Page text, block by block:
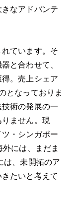
なアドバンテ
ています。そ
と合わせて、
。売上シェア
となっておりま
術の発展の一
ません。現
・シンガポー
には、まだま
は、未開拓のア
たいと考えて